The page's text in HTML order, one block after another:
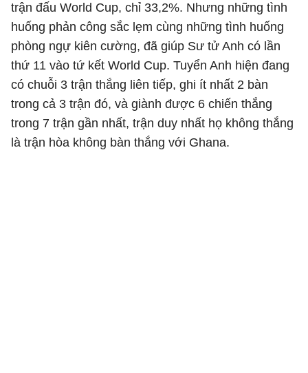
trận đấu World Cup, chỉ 33,2%. Nhưng những tình
huống phản công sắc lẹm cùng những tình huống
phòng ngự kiên cường, đã giúp Sư tử Anh có lần
thứ 11 vào tứ kết World Cup. Tuyển Anh hiện đang
có chuỗi 3 trận thắng liên tiếp, ghi ít nhất 2 bàn
trong cả 3 trận đó, và giành được 6 chiến thắng
trong 7 trận gần nhất, trận duy nhất họ không thắng
là trận hòa không bàn thắng với Ghana.